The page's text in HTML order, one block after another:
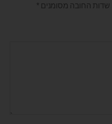
שדות החובה מסומנים *